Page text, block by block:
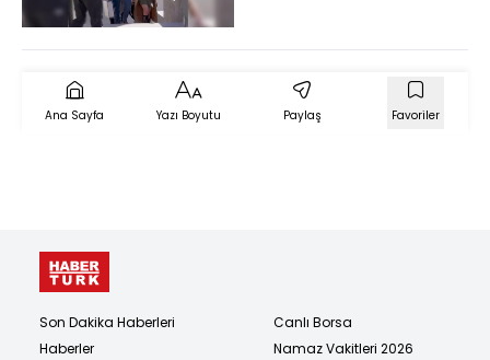
Ana Sayfa Yazı Boyutu Paylaş Favoriler
Son Dakika Haberleri
Haberler
Canlı Borsa
Namaz Vakitleri 2026